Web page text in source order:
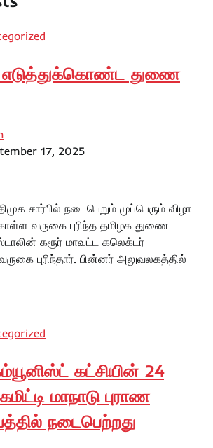
எடுத்துக்கொண்ட துணை
17, 2025
சார்பில் நடைபெறும் முப்பெரும் விழா
வருகை புரிந்த தமிழக துணை
கரூர் மாவட்ட கலெக்டர்
புரிந்தார். பின்னர் அலுவலகத்தில்
கட்சியின் 24
மாநாடு புராண
நடைபெற்றது